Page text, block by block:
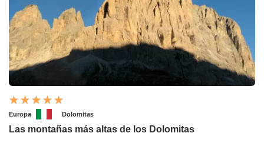
Europa Dolomitas
Las montañas más altas de los Dolomitas